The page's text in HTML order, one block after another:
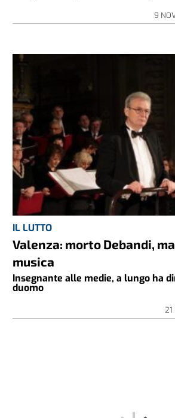
9
IL LUTTO
Valenza: morto Debandi,
musica
Insegnante alle medie, a lungo ha
duomo
21